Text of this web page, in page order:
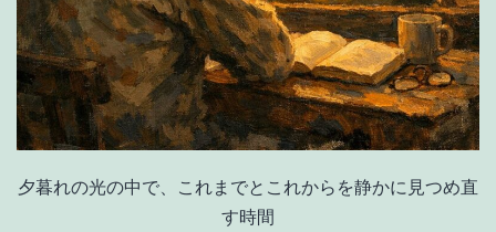
夕暮れの光の中で、これまでとこれからを静かに見つめ直
す時間